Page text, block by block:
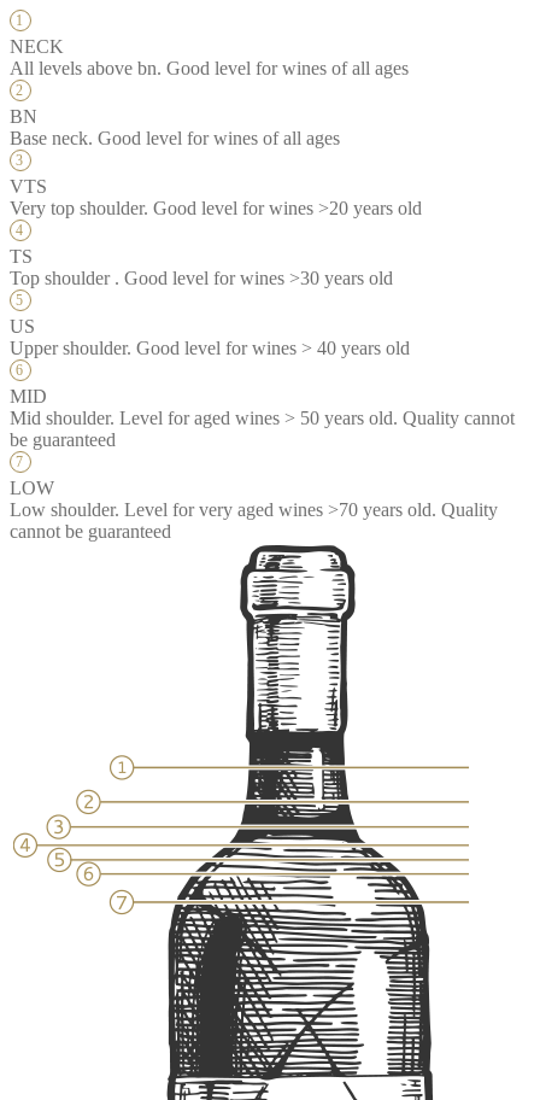
NECK
All levels above bn. Good level for wines of all ages
BN
Base neck. Good level for wines of all ages
VTS
Very top shoulder. Good level for wines >20 years old
TS
Top shoulder . Good level for wines >30 years old
US
Upper shoulder. Good level for wines > 40 years old
MID
Mid shoulder. Level for aged wines > 50 years old. Quality cannot
be guaranteed
LOW
Low shoulder. Level for very aged wines >70 years old. Quality
cannot be guaranteed